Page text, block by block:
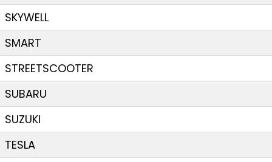
SKYWELL
SMART
STREETSCOOTER
SUBARU
SUZUKI
TESLA